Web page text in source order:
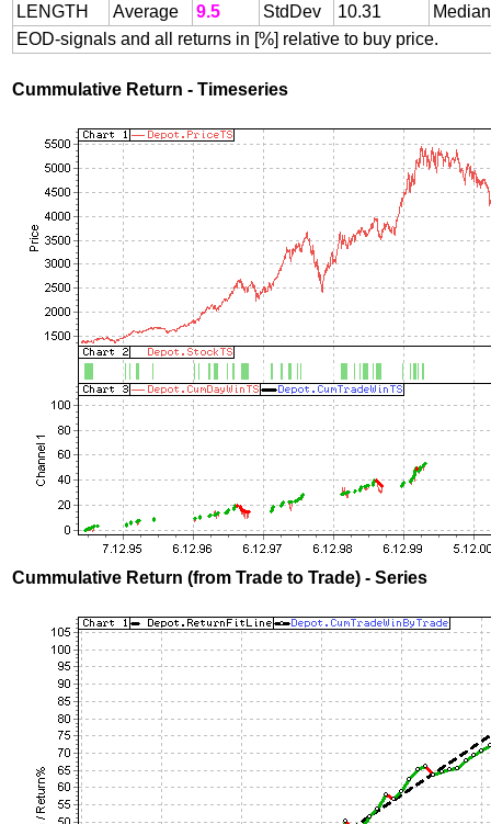
LENGTH
Average 9.5 StdDev 10.31
Median
EOD-signals and all returns in [%] relative to buy price.
Cummulative Return - Timeseries
Cummulative Return (from Trade to Trade) - Series